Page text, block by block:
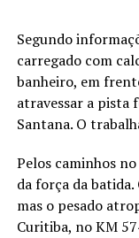
Segundo
carregado com
banheiro, em
atravessar a pista
Santana. O
Pelos caminhos
da força da
mas o pesado
Curitiba, no KM